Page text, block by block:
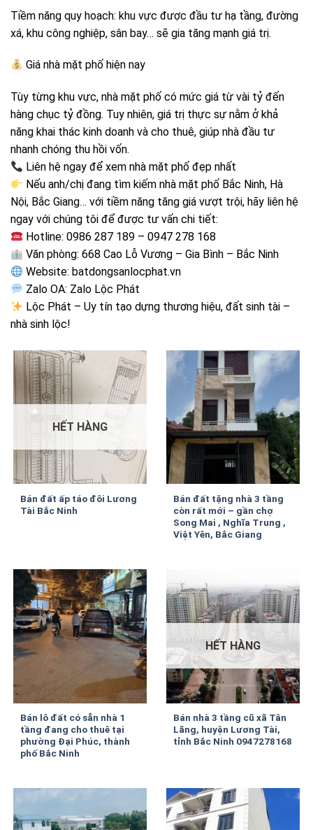
Tiềm năng quy hoạch: khu vực được đầu tư hạ tầng, đường
xá, khu công nghiệp, sân bay… sẽ gia tăng mạnh giá trị.
Giá nhà mặt phố hiện nay
Tùy từng khu vực, nhà mặt phố có mức giá từ vài tỷ đến
hàng chục tỷ đồng. Tuy nhiên, giá trị thực sự nằm ở khả
năng khai thác kinh doanh và cho thuê, giúp nhà đầu tư
nhanh chóng thu hồi vốn.
Liên hệ ngay để xem nhà mặt phố đẹp nhất
Nếu anh/chị đang tìm kiếm nhà mặt phố Bắc Ninh, Hà
Nội, Bắc Giang… với tiềm năng tăng giá vượt trội, hãy liên hệ
ngay với chúng tôi để được tư vấn chi tiết:
Hotline: 0986 287 189 – 0947 278 168
Văn phòng: 668 Cao Lỗ Vương – Gia Bình – Bắc Ninh
Website: batdongsanlocphat.vn
Zalo OA: Zalo Lộc Phát
Lộc Phát – Uy tín tạo dựng thương hiệu, đất sinh tài –
nhà sinh lộc!
HẾT HÀNG
Bán đất ấp táo đôi Lương
Tài Bắc Ninh
Bán đất tặng nhà 3 tầng
còn rất mới – gần chợ
Song Mai , Nghĩa Trung ,
Việt Yên, Bắc Giang
Bán lô đất có sẵn nhà 1
tầng đang cho thuê tại
phường Đại Phúc, thành
phố Bắc Ninh
HẾT HÀNG
Bán nhà 3 tầng cũ xã Tân
Lãng, huyện Lương Tài,
tỉnh Bắc Ninh 0947278168